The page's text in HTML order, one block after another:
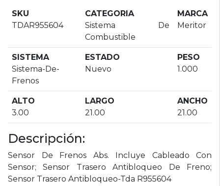
SKU
TDAR955604
CATEGORIA
Sistema De
Combustible
MARCA
Meritor
SISTEMA
Sistema-De-
Frenos
ESTADO
Nuevo
PESO
1.000
ALTO
3.00
LARGO
21.00
ANCHO
21.00
Descripción:
Sensor De Frenos Abs. Incluye Cableado Con
Sensor; Sensor Trasero Antibloqueo De Freno;
Sensor Trasero Antibloqueo-Tda R955604